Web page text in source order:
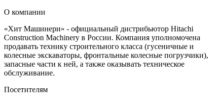
О компании
«Хит Машинери» - официальный дистрибьютор Hitachi
Construction Machinery в России. Компания уполномочена
продавать технику строительного класса (гусеничные и
колесные экскаваторы, фронтальные колесные погрузчики),
запасные части к ней, а также оказывать техническое
обслуживание.
Посетителям